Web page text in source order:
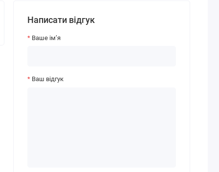
Написати відгук
Ваше ім’я
Ваш відгук